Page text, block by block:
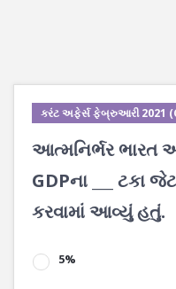
કરંટ અફેર્સ ફેબ્રુઆરી 2021
આત્મનિર્ભર ભારત
GDPના ___ ટકા
કરવામાં આવ્યું હતું.
5%